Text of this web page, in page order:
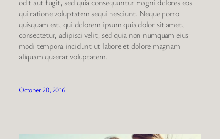
odit aut fugit, sed quia consequuntur magni dolores eos
qui ratione voluptatem sequi nesciunt. Neque porro
quisquam est, qui dolorem ipsum quia dolor sit amet,
consectetur, adipisci velit, sed quia non numquam eius
modi tempora incidunt ut labore et dolore magnam
aliquam quaerat voluptatem.
October 20, 2016